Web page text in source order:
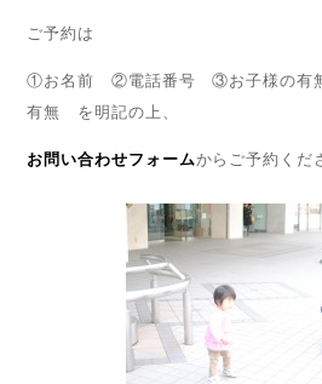
ご予約は
①お名前 ②電話番号 ③お子様の有
有無 を明記の上、
お問い合わせフォームからご予約くだ